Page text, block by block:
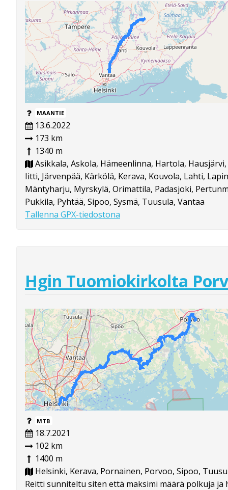
MAANTIE
13.6.2022
173 km
1340 m
Asikkala, Askola, Hämeenlinna, Hartola,
Iitti, Järvenpää, Kärkölä, Kerava, Kouvola, Lahti,
Mäntyharju, Myrskylä, Orimattila, Padasjoki,
Pukkila, Pyhtää, Sipoo, Sysmä, Tuusula, Vantaa
Tallenna GPX-tiedostona
Hgin Tuomiokirkolta
MTB
18.7.2021
102 km
1400 m
Helsinki, Kerava, Pornainen, Porvoo, Sipoo,
Reitti sunniteltu siten että maksimi määrä polkuja ja